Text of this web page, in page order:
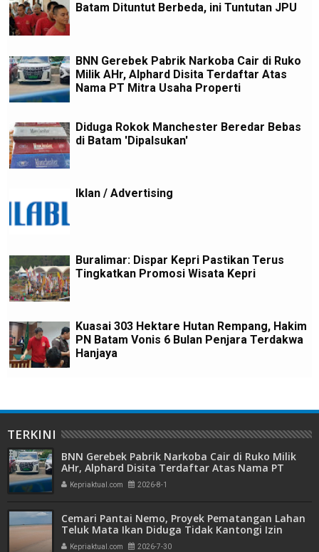
Batam Dituntut Berbeda, ini Tuntutan JPU
BNN Gerebek Pabrik Narkoba Cair di Ruko
Milik AHr, Alphard Disita Terdaftar Atas
Nama PT Mitra Usaha Properti
Diduga Rokok Manchester Beredar Bebas
di Batam 'Dipalsukan'
Iklan / Advertising
Buralimar: Dispar Kepri Pastikan Terus
Tingkatkan Promosi Wisata Kepri
Kuasai 303 Hektare Hutan Rempang, Hakim
PN Batam Vonis 6 Bulan Penjara Terdakwa
Hanjaya
TERKINI
BNN Gerebek Pabrik Narkoba Cair di Ruko Milik
AHr, Alphard Disita Terdaftar Atas Nama PT
Mitra Usaha Properti
Kepriaktual.com 2026-8-1
Cemari Pantai Nemo, Proyek Pematangan Lahan
Teluk Mata Ikan Diduga Tidak Kantongi Izin
Amdal
Kepriaktual.com 2026-7-30